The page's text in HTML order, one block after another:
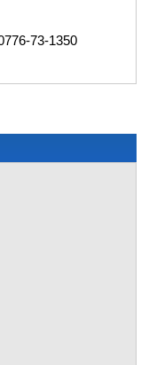
73-1350